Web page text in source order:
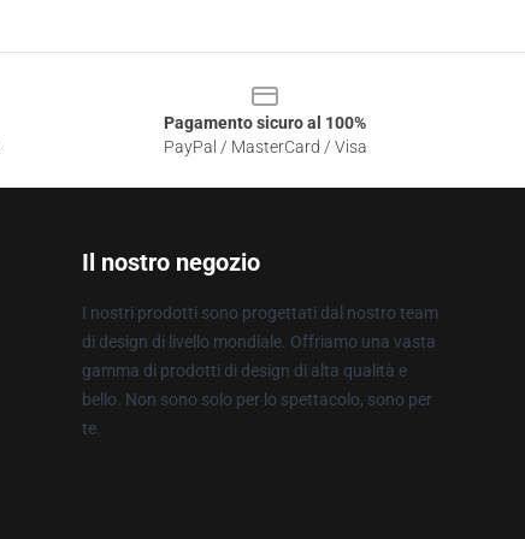
Pagamento sicuro al 100%
PayPal / MasterCard / Visa
Il nostro negozio
I nostri prodotti sono progettati dal nostro team
di design di livello mondiale. Offriamo una vasta
gamma di prodotti di design di alta qualità e
bello. Non sono solo per lo spettacolo, sono per
te.